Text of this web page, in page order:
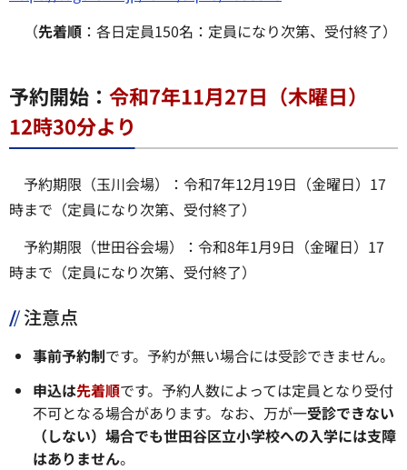
（先着順 ：各日定員150名：定員になり次第、受付終了）
予約開始： 令和7年11月27日（木曜日）
12時30分より
予約期限（玉川会場）：令和7年12月19日（金曜日）17
時まで（定員になり次第、受付終了）
予約期限（世田谷会場）：令和8年1月9日（金曜日）17
時まで（定員になり次第、受付終了）
注意点
事前予約制です。予約が無い場合には受診できません。
申込は先着順です。予約人数によっては定員となり受付
不可となる場合があります。なお、万が一受診できない
（しない）場合でも世田谷区立小学校への入学には支障
はありません。